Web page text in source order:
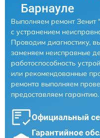
Барнауле
Выполняем ремонт
с устранением
Проводим диагностику,
заменяем неисправные
работоспособность
или рекомендованные
ремонта выполняем
предоставляем гарантию.
Официальный
Гарантийное